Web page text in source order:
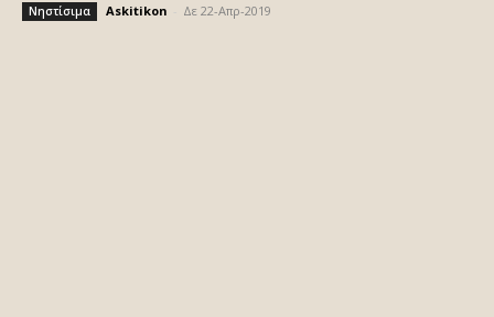
Νηστίσιμα Askitikon Δε 22-Απρ-2019